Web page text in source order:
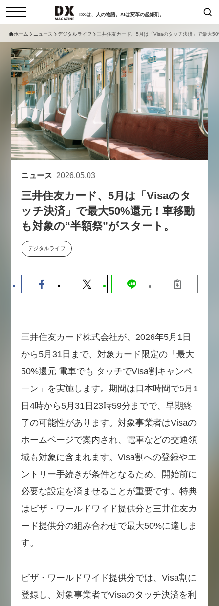
DXは、人の物語。AIは変革の起爆剤。
コラム インタビュー
セミナー ニュース
サービスメニュー 日本オムニチャネル協会
トップページ
特集
動画
サイトマップ
お問い合わせ
個人情報保護法について
採用情報
検索
現在開催予定のセミナー
セミナー
【8/12開催】「イノベーションを
数値化する」～投資される事業の
学ぶ資金調達・巻き込みのリアル
2026-06-10
セミナー
【9/30開催】AIで何でもできる時
ホーム ニュース デジタルライフ 三井住友カード、5月は「Visaのタッチ決済」で最大
ニュース 2026.05.03
三井住友カード、5月は「Visaのタ
ッチ決済」で最大50%還元！車移動
も対象の“半額祭”がスタート。
デジタルライフ
三井住友カード株式会社が、2026年5月1日
から5月31日まで、対象カード限定の「最大
50%還元 電車でも タッチでVisa割キャンペ
ーン」を実施します。期間は日本時間で5月1
日4時から5月31日23時59分までで、早期終
了の可能性があります。対象事業者はVisaの
ホームページで案内され、電車などの交通領
域も対象に含まれます。Visa割への登録やエ
ントリー手続きが条件となるため、開始前に
必要な設定を済ませることが重要です。特典
はビザ・ワールドワイド提供分と三井住友カ
ード提供分の組み合わせで最大50%に達しま
す。
ビザ・ワールドワイド提供分では、Visa割に
登録し、対象事業者でVisaのタッチ決済を利